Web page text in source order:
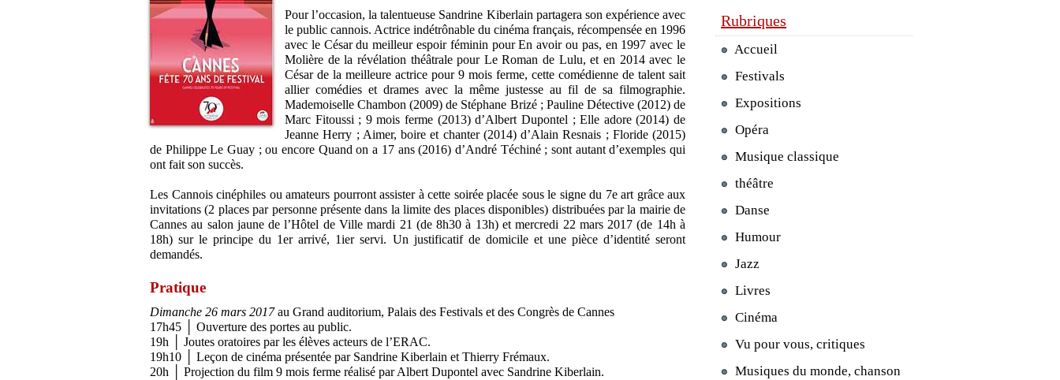
Pour l’occasion, la talentueuse Sandrine Kiberlain partagera son expérience avec
le public cannois. Actrice indétrônable du cinéma français, récompensée en 1996
avec le César du meilleur espoir féminin pour En avoir ou pas, en 1997 avec le
Molière de la révélation théâtrale pour Le Roman de Lulu, et en 2014 avec le
César de la meilleure actrice pour 9 mois ferme, cette comédienne de talent sait
allier comédies et drames avec la même justesse au fil de sa filmographie.
Mademoiselle Chambon (2009) de Stéphane Brizé ; Pauline Détective (2012) de
Marc Fitoussi ; 9 mois ferme (2013) d’Albert Dupontel ; Elle adore (2014) de
Jeanne Herry ; Aimer, boire et chanter (2014) d’Alain Resnais ; Floride (2015)
de Philippe Le Guay ; ou encore Quand on a 17 ans (2016) d’André Téchiné ; sont autant d’exemples qui
ont fait son succès.
Les Cannois cinéphiles ou amateurs pourront assister à cette soirée placée sous le signe du 7e art grâce aux
invitations (2 places par personne présente dans la limite des places disponibles) distribuées par la mairie de
Cannes au salon jaune de l’Hôtel de Ville mardi 21 (de 8h30 à 13h) et mercredi 22 mars 2017 (de 14h à
18h) sur le principe du 1er arrivé, 1ier servi. Un justificatif de domicile et une pièce d’identité seront
demandés.
Pratique
Dimanche 26 mars 2017au Grand auditorium, Palais des Festivals et des Congrès de Cannes
17h45 │ Ouverture des portes au public.
19h │ Joutes oratoires par les élèves acteurs de l’ERAC.
19h10 │ Leçon de cinéma présentée par Sandrine Kiberlain et Thierry Frémaux.
20h │ Projection du film 9 mois ferme réalisé par Albert Dupontel avec Sandrine Kiberlain.
Rubriques
Accueil
Festivals
Expositions
Opéra
Musique classique
théâtre
Danse
Humour
Jazz
Livres
Cinéma
Vu pour vous, critiques
Musiques du monde, chanson